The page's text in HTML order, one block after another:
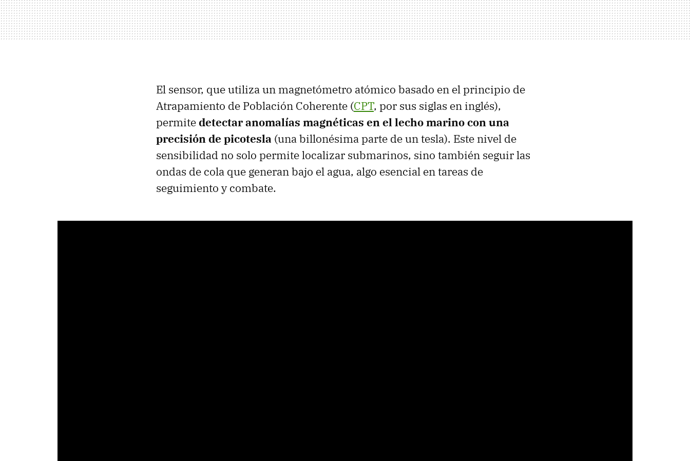
El sensor, que utiliza un magnetómetro atómico basado en el principio de
Atrapamiento de Población Coherente (CPT, por sus siglas en inglés),
permitedetectar anomalías magnéticas en el lecho marino con una
precisión de picotesla (una billonésima parte de un tesla). Este nivel de
sensibilidad no solo permite localizar submarinos, sino también seguir las
ondas de cola que generan bajo el agua, algo esencial en tareas de
seguimiento y combate.